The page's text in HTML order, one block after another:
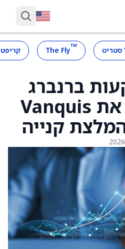
סטריט ™
The Fly
ברנברג
החלו לסקר את Vanquis